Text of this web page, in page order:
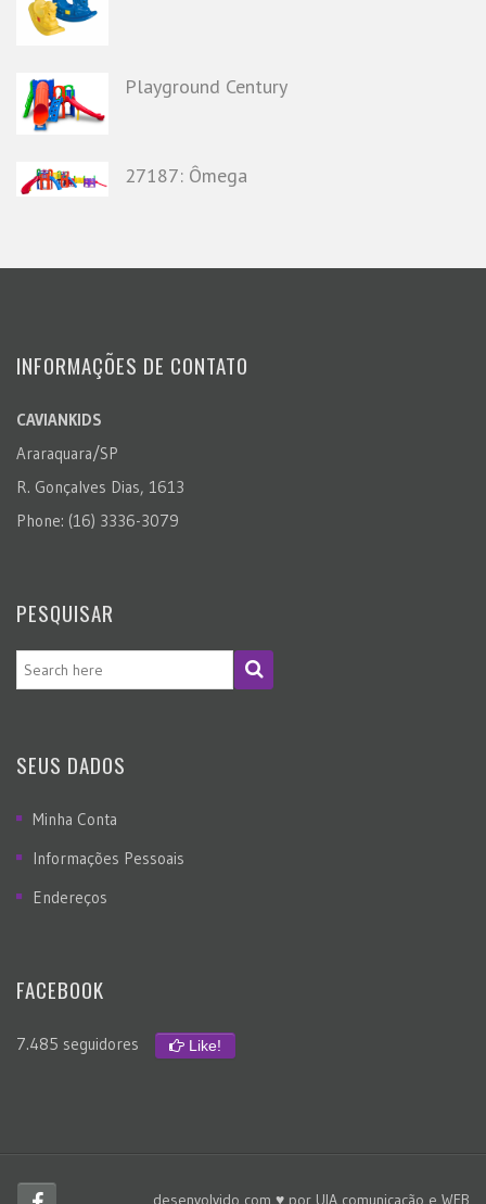
Playground Century
27187: Ômega
INFORMAÇÕES DE CONTATO
CAVIANKIDS
Araraquara/SP
R. Gonçalves Dias, 1613
Phone: (16) 3336-3079
PESQUISAR
SEUS DADOS
Minha Conta
Informações Pessoais
Endereços
FACEBOOK
7.485 seguidores Like!
desenvolvido com ♥ por UIA comunicação e WEB